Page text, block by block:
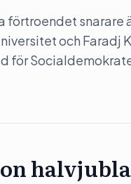
snarare
och Faradj